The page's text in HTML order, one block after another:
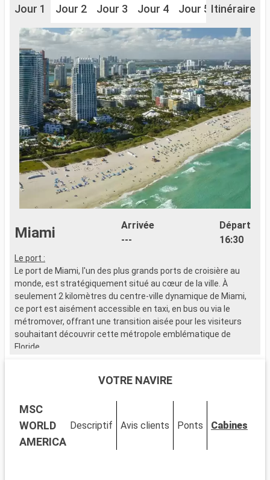
Jour 1 Jour 2 Jour 3 Jour 4 Jour 5 Jour 6
Itinéraire
Miami
Arrivée
---
Départ
16:30
Le port :
Le port de Miami, l'un des plus grands ports de croisière au
monde, est stratégiquement situé au cœur de la ville. À
seulement 2 kilomètres du centre-ville dynamique de Miami,
ce port est aisément accessible en taxi, en bus ou via le
métromover, offrant une transition aisée pour les visiteurs
souhaitant découvrir cette métropole emblématique de
Floride.
Miami est un mélange vibrant de cultures, d'art et de plages.
fresques murales et ses galeries avant-gardistes. Le quartier
historique Art Déco de South Beach vous transporte dans les
années 1930 avec ses bâtiments colorés et son ambiance
vintage. Le parc national des Everglades, à proximité, permet
VOTRE NAVIRE
MSC
WORLD
AMERICA
Descriptif Avis clients Ponts Cabines